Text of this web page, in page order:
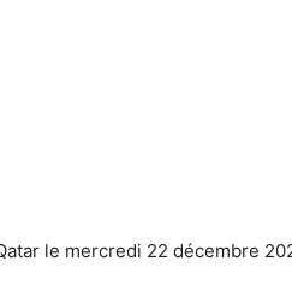
le mercredi 22 décembre